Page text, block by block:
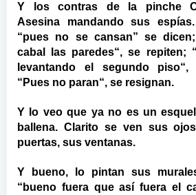
Y los contras de la pinche
Asesina mandando sus
“pues no se cansan” se
cabal las paredes“, se repiten;
levantando el segundo piso“,
“Pues no paran“, se resignan.
Y lo veo que ya no es un
ballena. Clarito se ven sus
puertas, sus ventanas.
Y bueno, lo pintan sus
“bueno fuera que así fuera el